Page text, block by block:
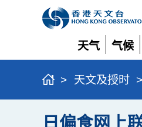
天气
展
开
气候
展
开
> 天文及授时 >
日偏食网上